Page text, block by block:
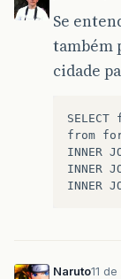
Se
também
cidade
SELECT
from
INNER
INNER
INNER
Naruto11